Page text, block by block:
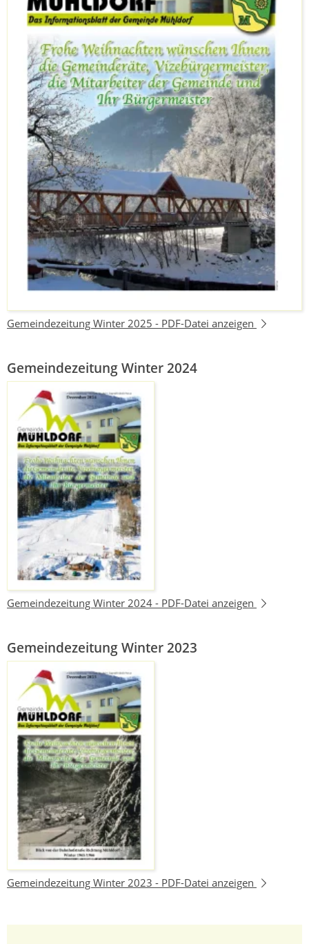
Gemeindezeitung Winter 2025 - PDF-Datei anzeigen
Gemeindezeitung Winter 2024
Gemeindezeitung Winter 2024 - PDF-Datei anzeigen
Gemeindezeitung Winter 2023
Gemeindezeitung Winter 2023 - PDF-Datei anzeigen